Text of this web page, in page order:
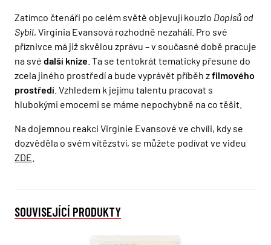
Zatímco čtenáři po celém světě objevují kouzlo Dopisů od
Sybil, Virginia Evansová rozhodně nezahálí. Pro své
příznivce má již skvělou zprávu – v současné době pracuje
na své další knize . Ta se tentokrát tematicky přesune do
zcela jiného prostředí a bude vyprávět příběh zfilmového
prostředí . Vzhledem k jejímu talentu pracovat s
hlubokými emocemi se máme nepochybně na co těšit.
Na dojemnou reakci Virginie Evansové ve chvíli, kdy se
dozvěděla o svém vítězství, se můžete podívat ve videu
ZDE
SOUVISEJÍCÍ PRODUKTY